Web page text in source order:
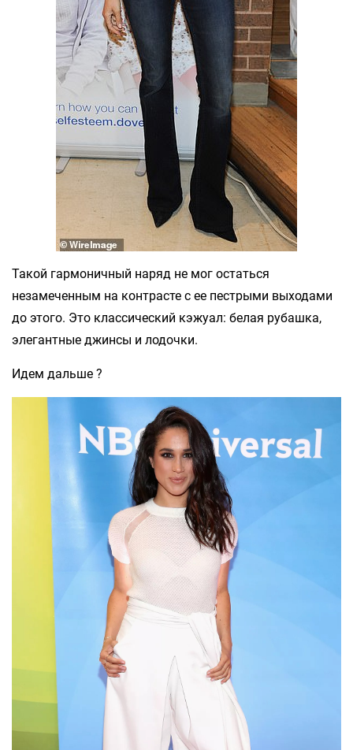
Такой гармоничный наряд не мог остаться
незамеченным на контрасте с ее пестрыми выходами
до этого. Это классический кэжуал: белая рубашка,
элегантные джинсы и лодочки.
Идем дальше ?